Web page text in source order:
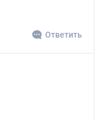
Ответить